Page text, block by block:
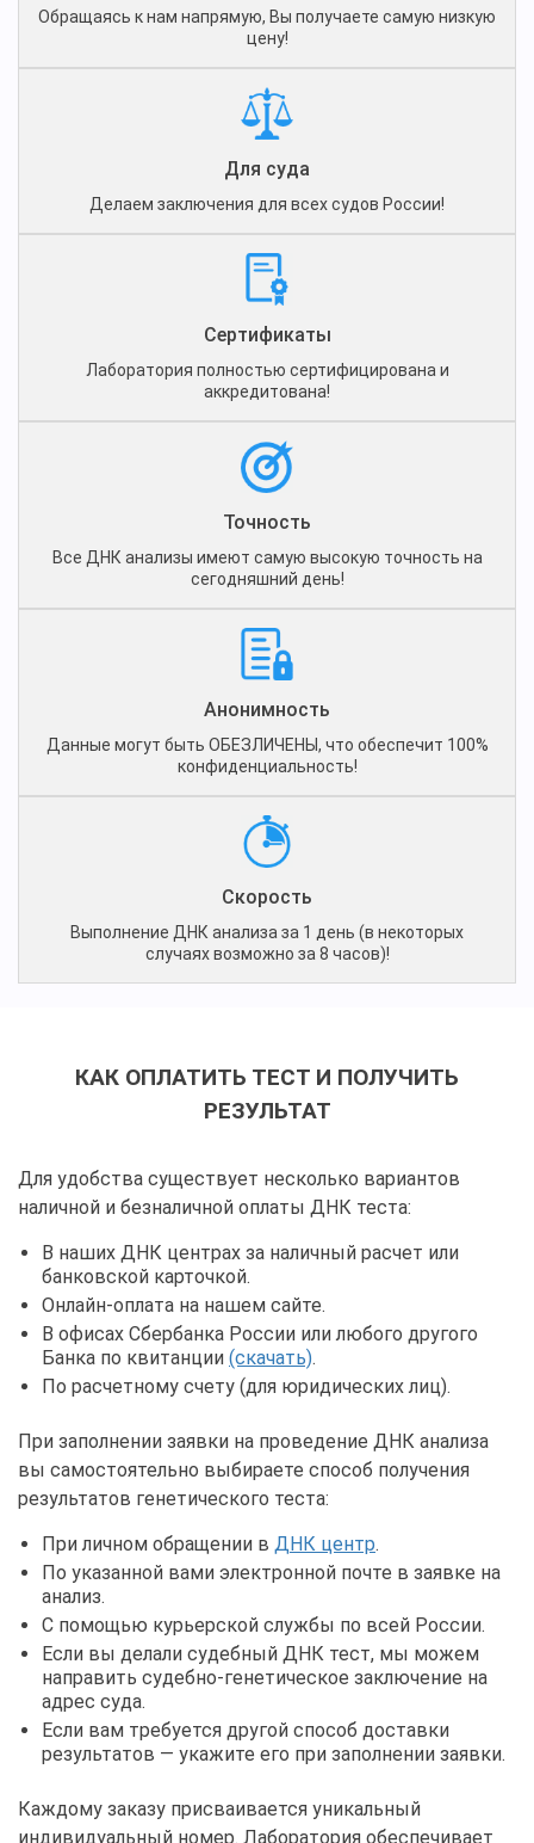
Обращаясь к нам напрямую, Вы получаете самую низкую
цену!
Для суда
Делаем заключения для всех судов России!
Сертификаты
Лаборатория полностью сертифицирована и
аккредитована!
Точность
Все ДНК анализы имеют самую высокую точность на
сегодняшний день!
Анонимность
Данные могут быть ОБЕЗЛИЧЕНЫ, что обеспечит 100%
конфиденциальность!
Скорость
Выполнение ДНК анализа за 1 день (в некоторых
случаях возможно за 8 часов)!
КАК ОПЛАТИТЬ ТЕСТ И ПОЛУЧИТЬ
РЕЗУЛЬТАТ
Для удобства существует несколько вариантов
наличной и безналичной оплаты ДНК теста:
В наших ДНК центрах за наличный расчет или
банковской карточкой.
Онлайн-оплата на нашем сайте.
В офисах Сбербанка России или любого другого
Банка по квитанции (скачать).
По расчетному счету (для юридических лиц).
При заполнении заявки на проведение ДНК анализа
вы самостоятельно выбираете способ получения
результатов генетического теста:
При личном обращении в ДНК центр.
По указанной вами электронной почте в заявке на
анализ.
С помощью курьерской службы по всей России.
Если вы делали судебный ДНК тест, мы можем
направить судебно-генетическое заключение на
адрес суда.
Если вам требуется другой способ доставки
результатов — укажите его при заполнении заявки.
Каждому заказу присваивается уникальный
индивидуальный номер. Лаборатория обеспечивает